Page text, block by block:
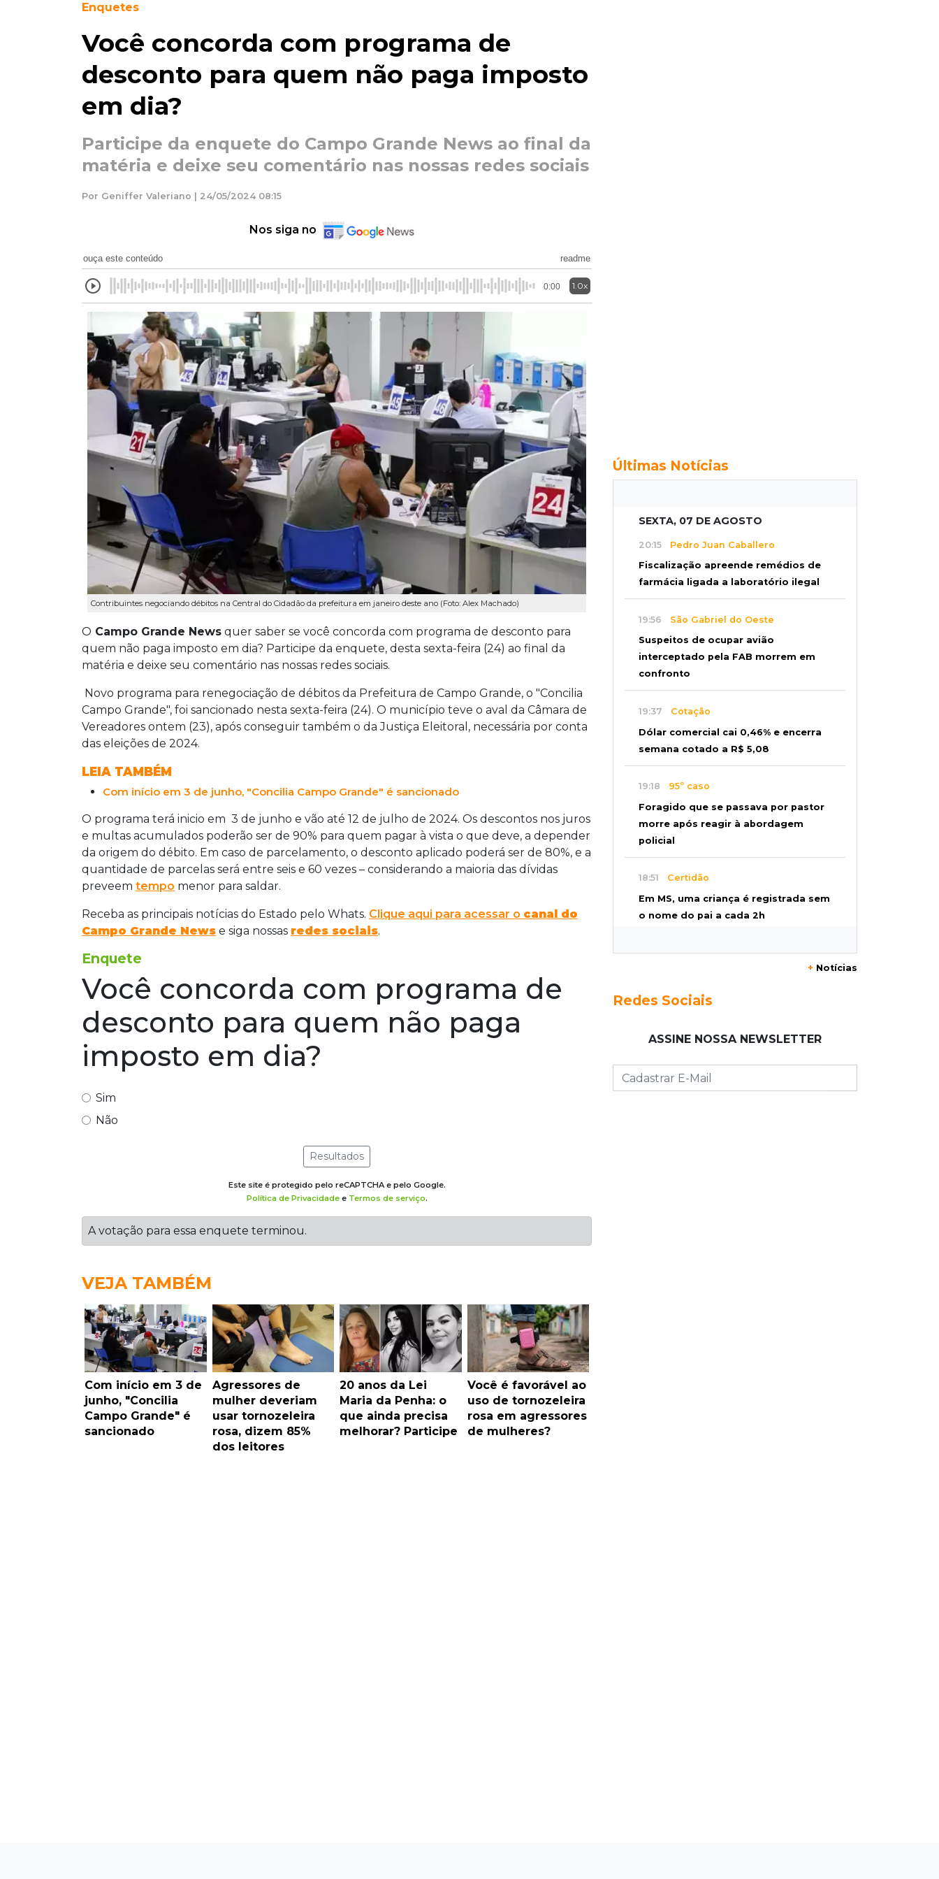
Enquetes
Você concorda com programa de
desconto para quem não paga imposto
em dia?
Participe da enquete do Campo Grande News ao final da
matéria e deixe seu comentário nas nossas redes sociais
Por Geniffer Valeriano | 24/05/2024 08:15
Nos siga no
ouça este conteúdo readme
0:00 1.0x
Contribuintes negociando débitos na Central do Cidadão da prefeitura em janeiro deste ano (Foto: Alex Machado)
O Campo Grande News quer saber se você concorda com programa de desconto para
quem não paga imposto em dia? Participe da enquete, desta sexta-feira (24) ao final da
matéria e deixe seu comentário nas nossas redes sociais.
Novo programa para renegociação de débitos da Prefeitura de Campo Grande, o "Concilia
Campo Grande", foi sancionado nesta sexta-feira (24). O município teve o aval da Câmara de
Vereadores ontem (23), após conseguir também o da Justiça Eleitoral, necessária por conta
das eleições de 2024.
LEIA TAMBÉM
Com início em 3 de junho, "Concilia Campo Grande" é sancionado
O programa terá inicio em 3 de junho e vão até 12 de julho de 2024. Os descontos nos juros
e multas acumulados poderão ser de 90% para quem pagar à vista o que deve, a depender
da origem do débito. Em caso de parcelamento, o desconto aplicado poderá ser de 80%, e a
quantidade de parcelas será entre seis e 60 vezes – considerando a maioria das dívidas
preveem tempo menor para saldar.
Receba as principais notícias do Estado pelo Whats. Clique aqui para acessar o canal do
Campo Grande News e siga nossas redes sociais.
Enquete
Você concorda com programa de
desconto para quem não paga
imposto em dia?
Sim
Não
Resultados
Este site é protegido pelo reCAPTCHA e pelo Google.
Política de Privacidadee Termos de serviço.
A votação para essa enquete terminou.
VEJA TAMBÉM
Com início em 3 de
junho, "Concilia
Campo Grande" é
sancionado
Agressores de
mulher deveriam
usar tornozeleira
rosa, dizem 85%
dos leitores
20 anos da Lei
Maria da Penha: o
que ainda precisa
melhorar? Participe
Você é favorável ao
uso de tornozeleira
rosa em agressores
de mulheres?
Últimas Notícias
SEXTA, 07 DE AGOSTO
20:15 Pedro Juan Caballero
Fiscalização apreende remédios de
farmácia ligada a laboratório ilegal
19:56 São Gabriel do Oeste
Suspeitos de ocupar avião
interceptado pela FAB morrem em
confronto
19:37 Cotação
Dólar comercial cai 0,46% e encerra
semana cotado a R$ 5,08
19:18 95º caso
Foragido que se passava por pastor
morre após reagir à abordagem
policial
18:51 Certidão
Em MS, uma criança é registrada sem
o nome do pai a cada 2h
18:36Decisão
Pantanal viaja para Goiás em busca
com pôr do sol que parece fogo
+ Notícias
Redes Sociais
ASSINE NOSSA NEWSLETTER